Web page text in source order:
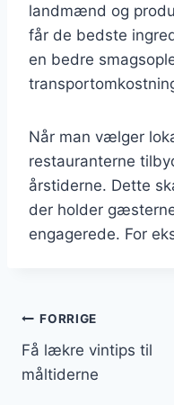
landmænd og
får de bedste
en bedre
Når man vælger
restauranterne
årstiderne. Dette
der holder
engagerede. For
FORRIGE
Få lækre vintips til
måltiderne